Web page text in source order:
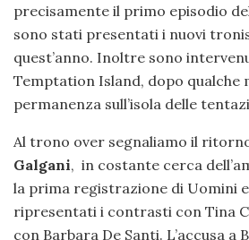
precisamente il primo episodio
sono stati presentati i nuovi
quest’anno. Inoltre sono
Temptation Island, dopo qualche
permanenza sull’isola delle
Al trono over segnaliamo il
Galgani, in costante cerca
la prima registrazione di Uomini
ripresentati i contrasti con Tina
con Barbara De Santi. L’accusa a